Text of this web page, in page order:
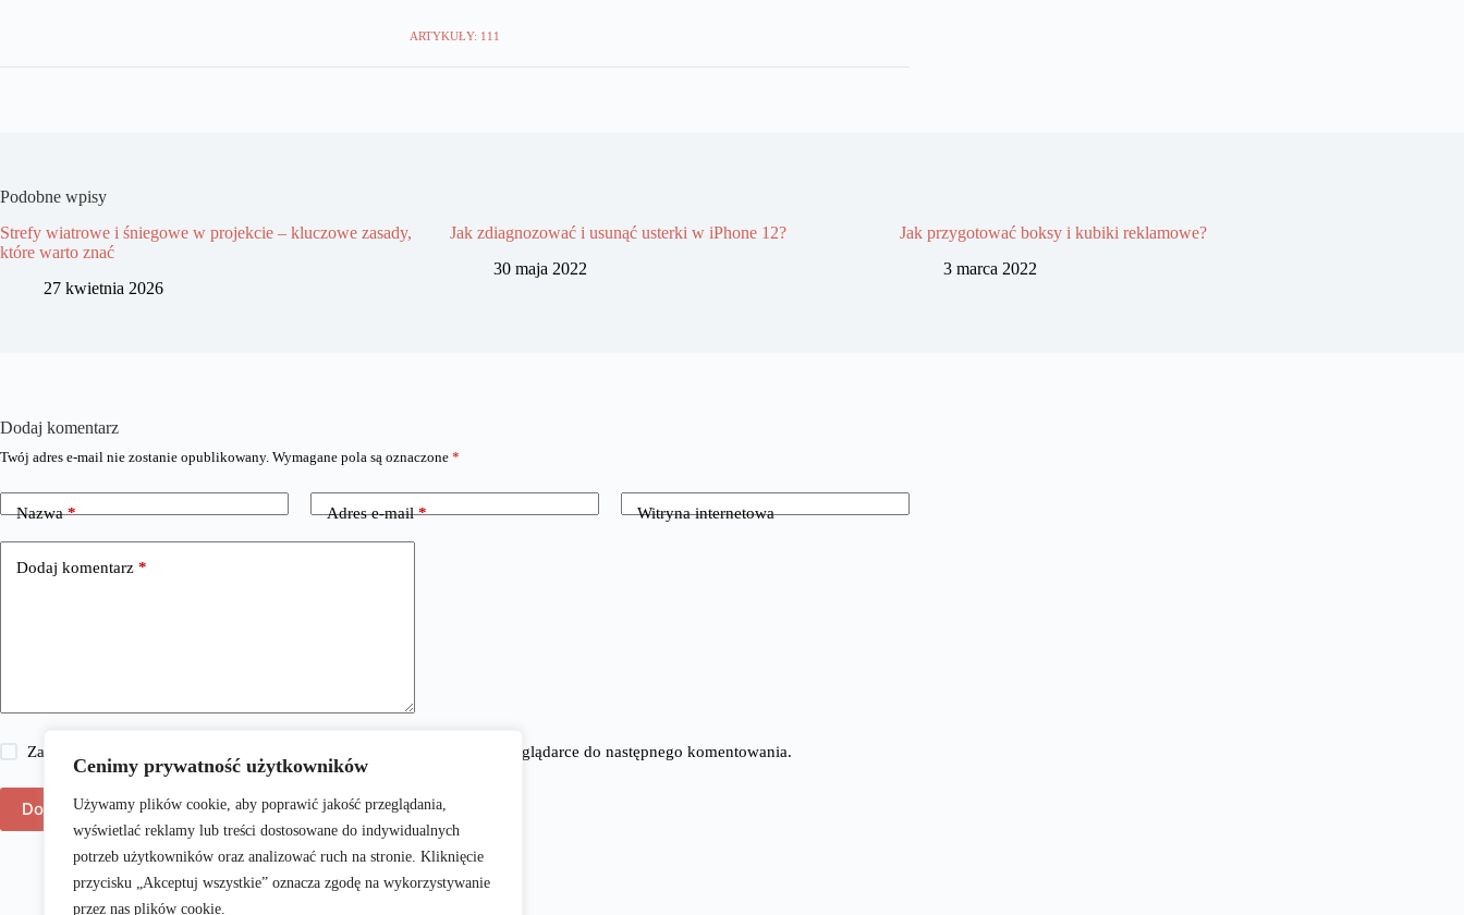
Cenimy prywatność użytkowników
Używamy plików cookie, aby poprawić jakość przeglądania,
wyświetlać reklamy lub treści dostosowane do indywidualnych
potrzeb użytkowników oraz analizować ruch na stronie. Kliknięcie
przycisku „Akceptuj wszystkie” oznacza zgodę na wykorzystywanie
przez nas plików cookie.
ARTYKUŁY: 111
Podobne wpisy
Strefy wiatrowe i śniegowe w projekcie – kluczowe zasady,
które warto znać
27 kwietnia 2026
Jak zdiagnozować i usunąć usterki w iPhone 12?
30 maja 2022
Jak przygotować boksy i kubiki reklamowe?
3 marca 2022
Dodaj komentarz
Twój adres e-mail nie zostanie opublikowany. Wymagane pola są oznaczone *
Nazwa* Adres e-mail* Witryna internetowa
Dodaj komentarz *
Zapisz moje imię i nazwisko, adres e-mail i stronę internetową w tej przeglądarce do następnego komentowania.
Dodaj komentarz